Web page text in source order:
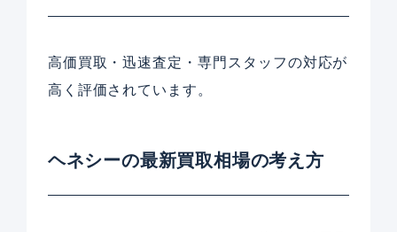
高価買取・迅速査定・専門スタッフの対応が
高く評価されています。
ヘネシーの最新買取相場の考え方